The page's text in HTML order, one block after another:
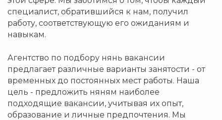
специалист, обратившийся к нам, получил
работу, соответствующую его ожиданиям и
навыкам.
Агентство по подбору нянь вакансии
предлагает различные варианты занятости - от
временных до постоянных мест работы. Наша
цель - предложить няням наиболее
подходящие вакансии, учитывая их опыт,
образование и личные предпочтения. Мы